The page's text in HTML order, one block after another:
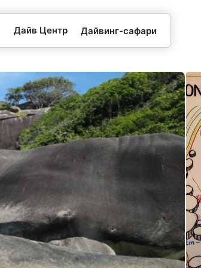
Дайв Центр Дайвинг-сафари